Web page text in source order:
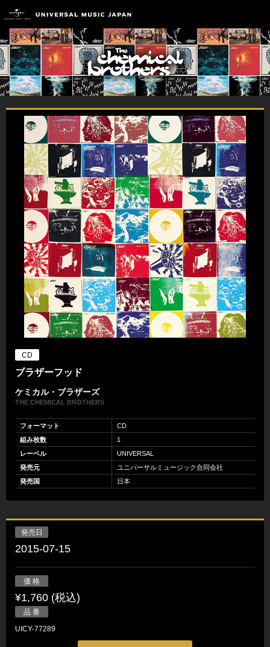
CD
ブラザーフッド
ケミカル・ブラザーズ
THE CHEMICAL BROTHERS
フォーマット
CD
組み枚数
1
レーベル
UNIVERSAL
発売元
ユニバーサルミュージック合同会社
発売国
日本
発売日
2015-07-15
価 格
¥1,760 (税込)
品 番
UICY-77289